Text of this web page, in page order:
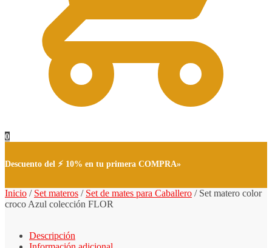
0
Descuento del ⚡ 10% en tu primera COMPRA»
Inicio / Set materos / Set de mates para Caballero / Set matero color
croco Azul colección FLOR
Descripción